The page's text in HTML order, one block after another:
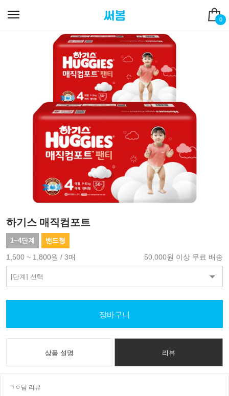
0
하기스 매직컴포트
1~4단계 밴드형
1,500 ~ 1,800원 / 3매 50,000원 이상 무료 배송
장바구니
상품 설명 리뷰
ㄱㅇ님 리뷰